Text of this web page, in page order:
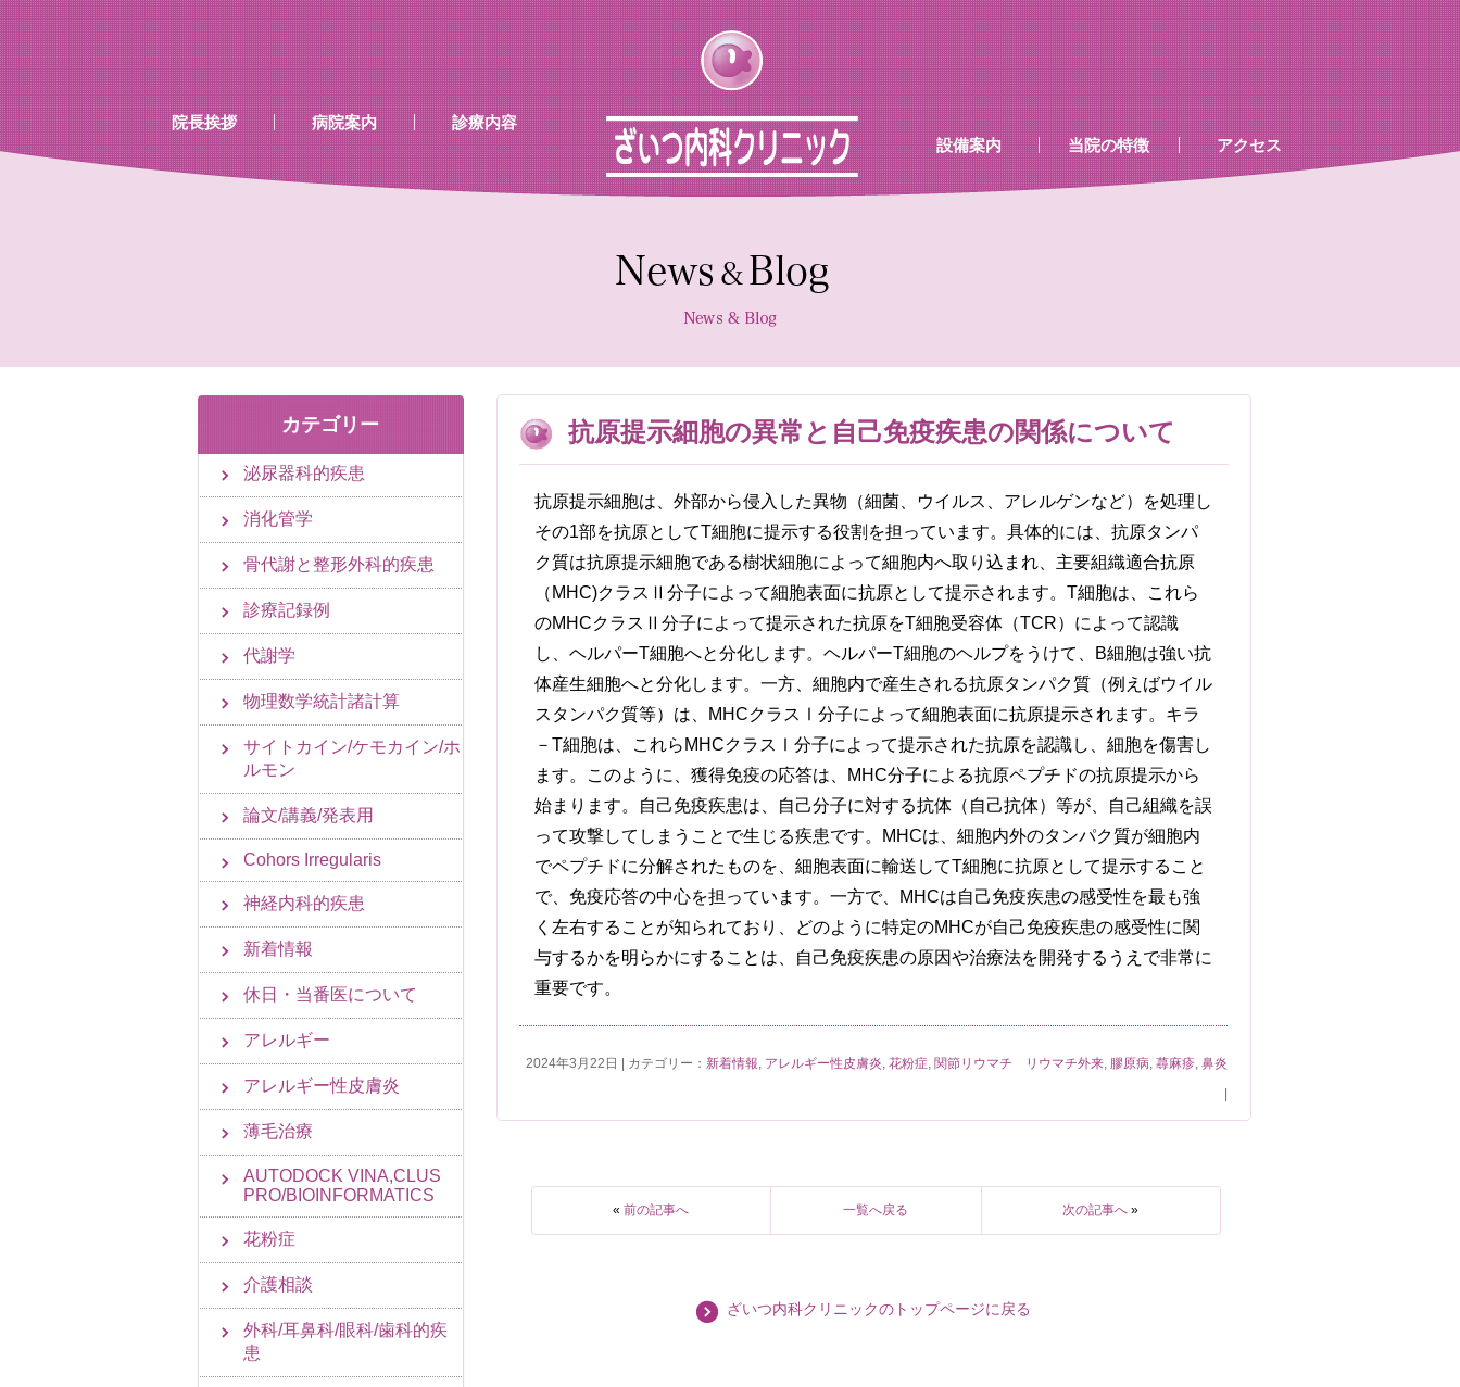
院長挨拶
病院案内
診療時間
当院で行える検診
当院で取り扱いのあるワクチン
診療内容
設備案内
待合
診察室、処置室
採血機器
エコー
レントゲン室心電図
当院の特徴
検査及び病名一覧
アクセス
…既存のコード……既存のコード…
抗原提示細胞の異常と自己免疫疾患の関係について
抗原提示細胞は、外部から侵入した異物（細菌、ウイルス、アレルゲンなど）を処理し
その1部を抗原としてT細胞に提示する役割を担っています。具体的には、抗原タンパ
ク質は抗原提示細胞である樹状細胞によって細胞内へ取り込まれ、主要組織適合抗原
（MHC)クラスⅡ分子によって細胞表面に抗原として提示されます。T細胞は、これら
のMHCクラスⅡ分子によって提示された抗原をT細胞受容体（TCR）によって認識
し、ヘルパーT細胞へと分化します。ヘルパーT細胞のヘルプをうけて、B細胞は強い抗
体産生細胞へと分化します。一方、細胞内で産生される抗原タンパク質（例えばウイル
スタンパク質等）は、MHCクラスⅠ分子によって細胞表面に抗原提示されます。キラ
－T細胞は、これらMHCクラスⅠ分子によって提示された抗原を認識し、細胞を傷害し
ます。このように、獲得免疫の応答は、MHC分子による抗原ペプチドの抗原提示から
始まります。自己免疫疾患は、自己分子に対する抗体（自己抗体）等が、自己組織を誤
って攻撃してしまうことで生じる疾患です。MHCは、細胞内外のタンパク質が細胞内
でペプチドに分解されたものを、細胞表面に輸送してT細胞に抗原として提示すること
で、免疫応答の中心を担っています。一方で、MHCは自己免疫疾患の感受性を最も強
く左右することが知られており、どのように特定のMHCが自己免疫疾患の感受性に関
与するかを明らかにすることは、自己免疫疾患の原因や治療法を開発するうえで非常に
重要です。
2024年3月22日 | カテゴリー： 新着情報, アレルギー性皮膚炎,花粉症, 関節リウマチ リウマチ外来, 膠原病,蕁麻疹,鼻炎
«前の記事へ 一覧へ戻る 次の記事へ »
ざいつ内科クリニックのトップページに戻る
カテゴリー
泌尿器科的疾患
消化管学
骨代謝と整形外科的疾患
診療記録例
代謝学
物理数学統計諸計算
サイトカイン/ケモカイン/ホ
ルモン
論文/講義/発表用
Cohors Irregularis
神経内科的疾患
新着情報
休日・当番医について
アレルギー
アレルギー性皮膚炎
薄毛治療
AUTODOCK VINA,CLUS
PRO/BIOINFORMATICS
花粉症
介護相談
外科/耳鼻科/眼科/歯科的疾
患